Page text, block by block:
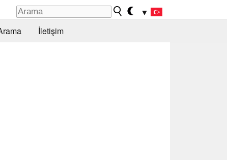
▼
İletişim